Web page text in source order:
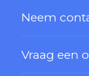
Neem
Vraag een